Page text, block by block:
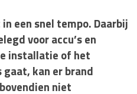
een snel tempo. Daarbij
voor accu’s en
installatie of het
kan er brand
niet